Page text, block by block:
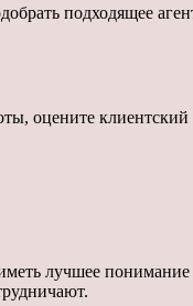
подходящее
оцените
лучшее